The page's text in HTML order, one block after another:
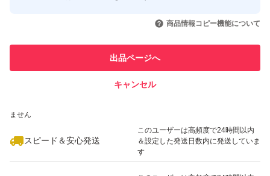
引を完了させた実績があります
での取引実績があります
ません
スピード＆安心発送
このユーザーは高頻度で24時間以内
＆設定した発送日数内に発送していま
す
商品情報コピー機能について
出品ページへ
キャンセル